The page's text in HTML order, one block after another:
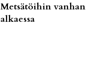
Metsätöihin
alkaessa